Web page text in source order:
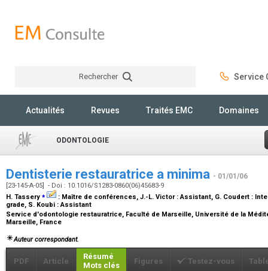
Rechercher Service
Actualités Revues Traités EMC Domaines
ODONTOLOGIE
Dentisterie restauratrice a minima - 01/01/06
[23-145-A-05] - Doi : 10.1016/S1283-0860(06)45683-9
H. Tassery ⁎ : Maître de conférences, J.-L. Victor :Assistant, G. Coudert :
grade, S. Koubi :Assistant
Service d'odontologie restauratrice, Faculté de Marseille, Université de la
Marseille, France
Auteur correspondant.
PDF Article
Résumé
Mots clés
Figures Testez-vous